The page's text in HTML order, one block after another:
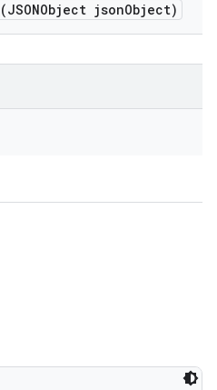
(JSONObject jsonObject)